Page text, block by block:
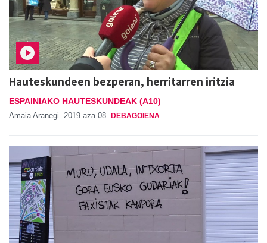
Hauteskundeen bezperan, herritarren iritzia
ESPAINIAKO HAUTESKUNDEAK (A10)
Amaia Aranegi 2019 aza 08 DEBAGOIENA